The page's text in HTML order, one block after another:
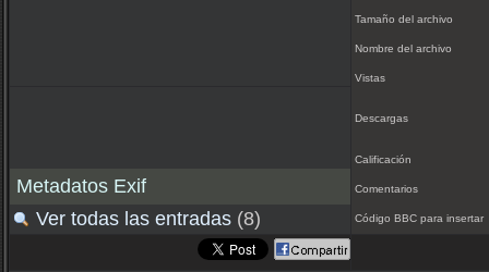
Tamaño del archivo
Nombre del archivo
Vistas
Descargas
Calificación
Comentarios
Código BBC para insertar
Metadatos Exif
Ver todas las entradas (8)